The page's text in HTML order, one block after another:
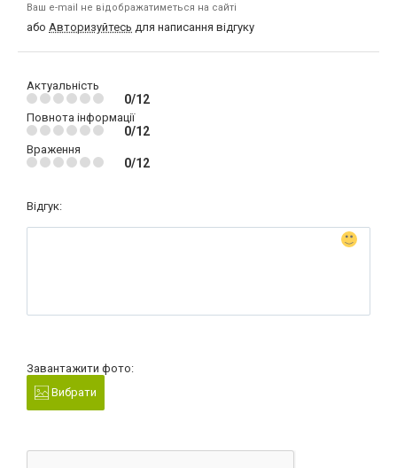
Ваш e-mail не відображатиметься на сайті
або Авторизуйтесь для написання відгуку
Актуальність
0/12
Повнота інформації
0/12
Враження
0/12
Відгук:
Завантажити фото:
Вибрати